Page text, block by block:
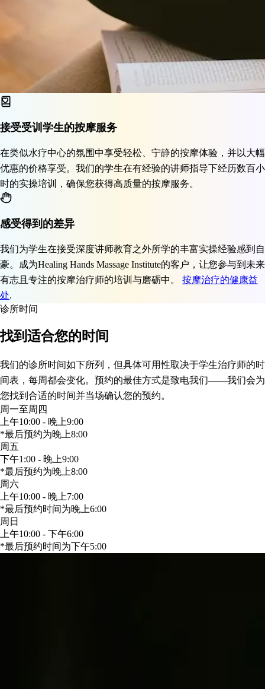
接受受训学生的按摩服务
在类似水疗中心的氛围中享受轻松、宁静的按摩体验，并以大幅
优惠的价格享受。我们的学生在有经验的讲师指导下经历数百小
时的实操培训，确保您获得高质量的按摩服务。
感受得到的差异
我们为学生在接受深度讲师教育之外所学的丰富实操经验感到自
豪。成为Healing Hands Massage Institute的客户，让您参与到未来
有志且专注的按摩治疗师的培训与磨砺中。 按摩治疗的健康益
处.
诊所时间
找到适合您的时间
我们的诊所时间如下所列，但具体可用性取决于学生治疗师的时
间表，每周都会变化。预约的最佳方式是致电我们——我们会为
您找到合适的时间并当场确认您的预约。
周一至周四
上午10:00 - 晚上9:00
*最后预约为晚上8:00
周五
下午1:00 - 晚上9:00
*最后预约为晚上8:00
周六
上午10:00 - 晚上7:00
*最后预约时间为晚上6:00
周日
上午10:00 - 下午6:00
*最后预约时间为下午5:00